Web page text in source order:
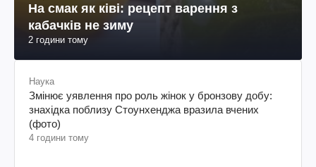
На смак як ківі: рецепт варення з
кабачків не зиму
2 години тому
Наука
Змінює уявлення про роль жінок у бронзову добу:
знахідка поблизу Стоунхенджа вразила вчених
(фото)
4 години тому